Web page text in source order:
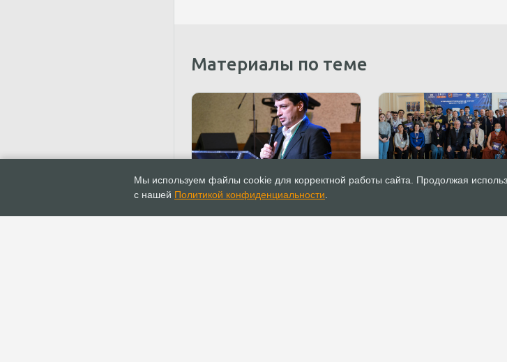
Материалы по теме
Ректор семинарии вошел в
комиссию при Президентском
II межконфессиональный
Мы используем файлы cookie для корректной работы сайта. Продолжая
с нашей Политикой конфиденциальности